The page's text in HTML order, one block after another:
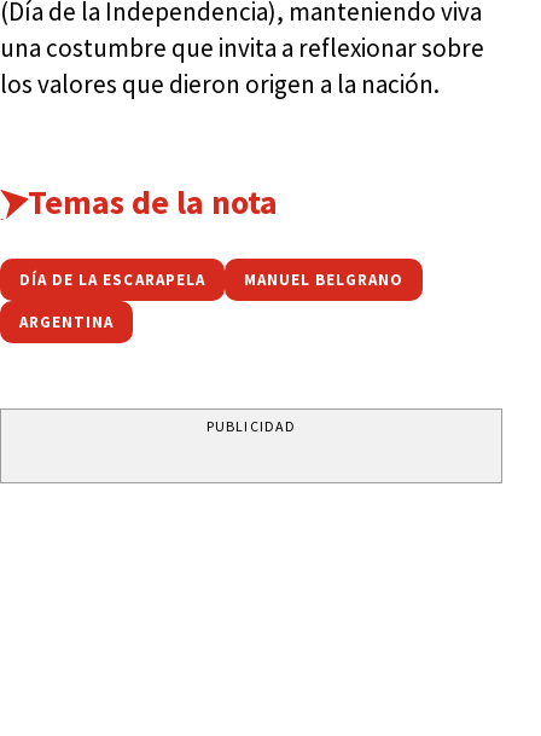
(Día de la Independencia), manteniendo viva
una costumbre que invita a reflexionar sobre
los valores que dieron origen a la nación.
Temas de la nota
DÍA DE LA ESCARAPELA MANUEL BELGRANO
ARGENTINA
PUBLICIDAD